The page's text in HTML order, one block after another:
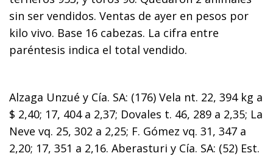
sin ser vendidos. Ventas de ayer en pesos por
kilo vivo. Base 16 cabezas. La cifra entre
paréntesis indica el total vendido.
Alzaga Unzué y Cía. SA: (176) Vela nt. 22, 394 kg a
$ 2,40; 17, 404 a 2,37; Dovales t. 46, 289 a 2,35; La
Neve vq. 25, 302 a 2,25; F. Gómez vq. 31, 347 a
2,20; 17, 351 a 2,16. Aberasturi y Cía. SA: (52) Est.